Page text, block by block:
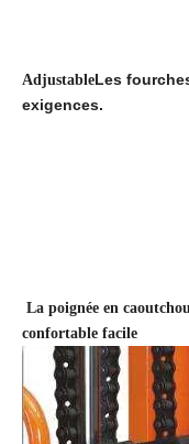
AdjustableLes
exigences.
La poignée en
confortable facile